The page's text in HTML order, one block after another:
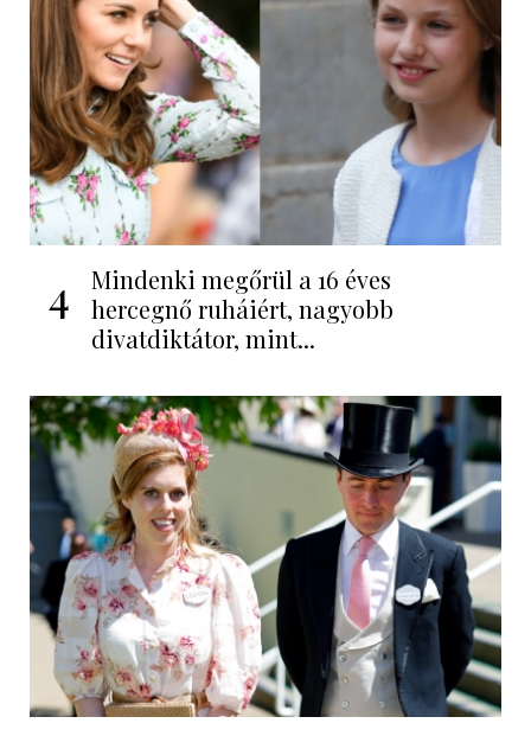
4
Mindenki megőrül a 16 éves
hercegnő ruháiért, nagyobb
divatdiktátor, mint...